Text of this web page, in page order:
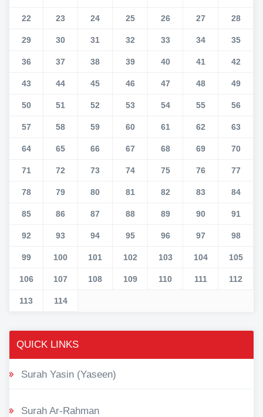
22 23 24 25 26 27 28
29 30 31 32 33 34 35
36 37 38 39 40 41 42
43 44 45 46 47 48 49
50 51 52 53 54 55 56
57 58 59 60 61 62 63
64 65 66 67 68 69 70
71 72 73 74 75 76 77
78 79 80 81 82 83 84
85 86 87 88 89 90 91
92 93 94 95 96 97 98
99 100 101 102 103 104 105
106 107 108 109 110 111 112
113 114
QUICK LINKS
Surah Yasin (Yaseen)
Surah Ar-Rahman